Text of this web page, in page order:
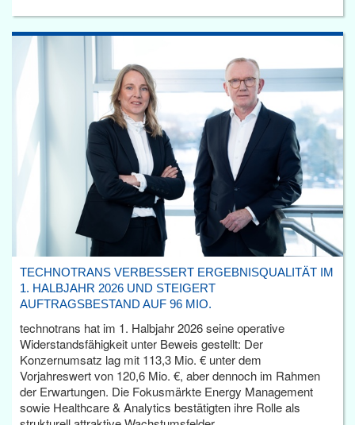
TECHNOTRANS VERBESSERT ERGEBNISQUALITÄT IM
1. HALBJAHR 2026 UND STEIGERT
AUFTRAGSBESTAND AUF 96 MIO.
technotrans hat im 1. Halbjahr 2026 seine operative
Widerstandsfähigkeit unter Beweis gestellt: Der
Konzernumsatz lag mit 113,3 Mio. € unter dem
Vorjahreswert von 120,6 Mio. €, aber dennoch im Rahmen
der Erwartungen. Die Fokusmärkte Energy Management
sowie Healthcare & Analytics bestätigten ihre Rolle als